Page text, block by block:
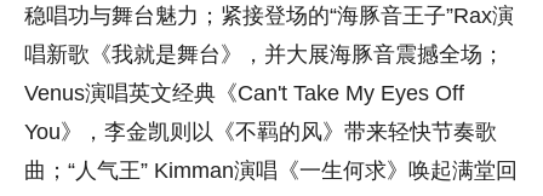
稳唱功与舞台魅力；紧接登场的“海豚音王子”Rax演
唱新歌《我就是舞台》，并大展海豚音震撼全场；
Venus演唱英文经典《Can't Take My Eyes Off
You》，李金凯则以《不羁的风》带来轻快节奏歌
曲；“人气王” Kimman演唱《一生何求》唤起满堂回